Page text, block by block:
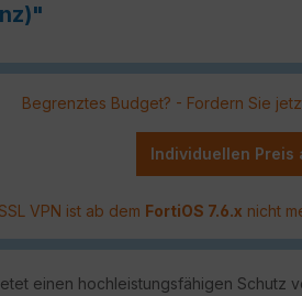
Begrenztes Budget? - Fordern Sie
Individuellen Preis
VPN ist ab dem FortiOS 7.6.x nicht
einen hochleistungsfähigen Schutz